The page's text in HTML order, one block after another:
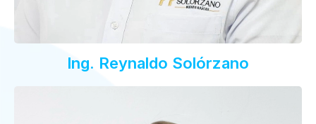
Ing. Reynaldo Solórzano